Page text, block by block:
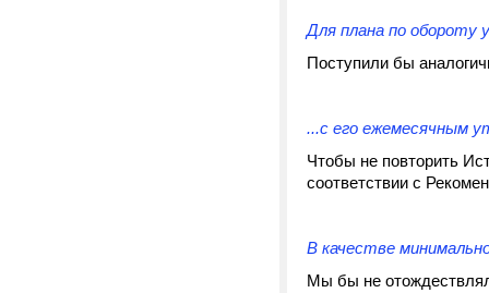
Для плана по обороту
Поступили бы
...с его ежемесячным
Чтобы не повторить
соответствии с
В качестве
Мы бы не